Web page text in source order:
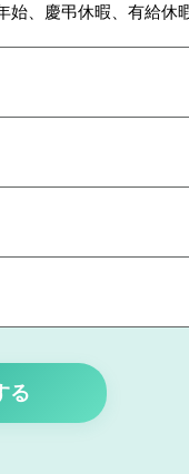
始、慶弔休暇、有給休
る